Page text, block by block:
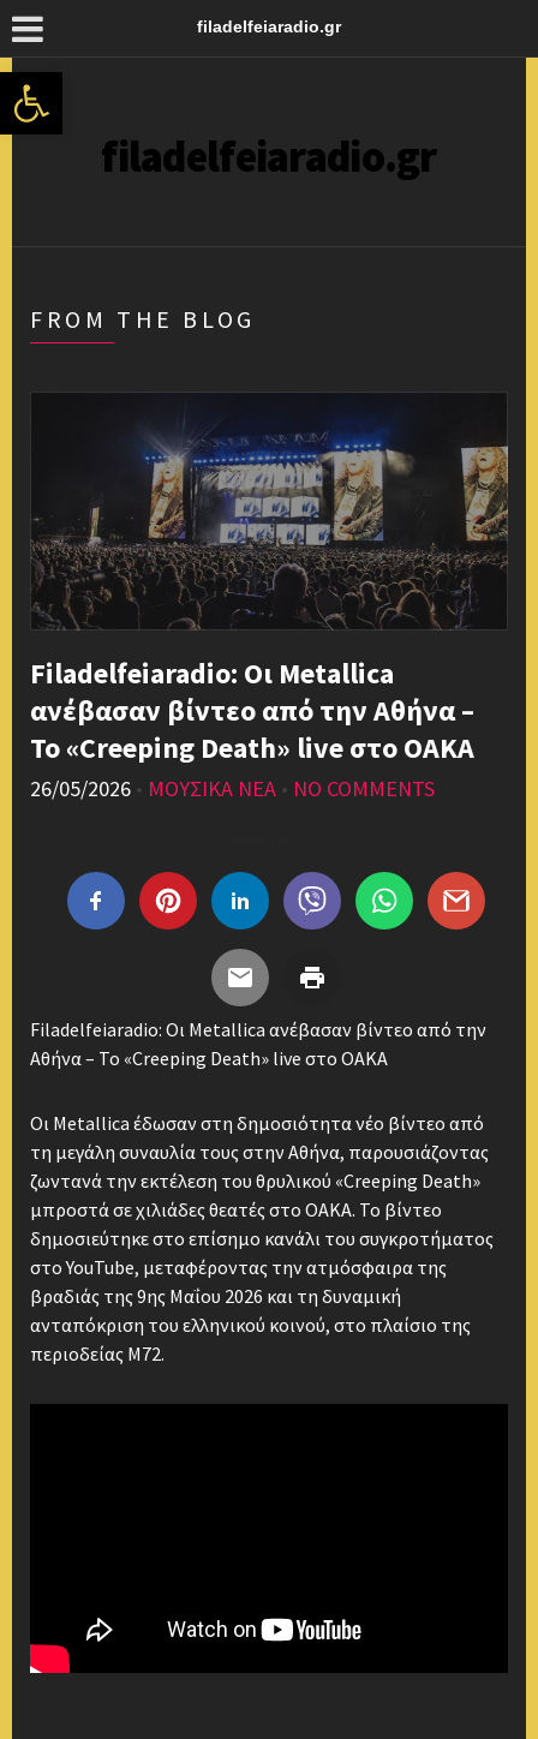
Ανοίξτε τη γραμμή εργαλείων
filadelfeiaradio.gr
filadelfeiaradio.gr
FROM THE BLOG
Filadelfeiaradio: Οι Metallica
ανέβασαν βίντεο από την Αθήνα –
Το «Creeping Death» live στο ΟΑΚΑ
26/05/2026 • ΜΟΥΣΙΚΑ ΝΕΑ • NO COMMENTS
Filadelfeiaradio: Οι Metallica ανέβασαν βίντεο από την
Αθήνα – Το «Creeping Death» live στο ΟΑΚΑ
Οι Metallica έδωσαν στη δημοσιότητα νέο βίντεο από
τη μεγάλη συναυλία τους στην Αθήνα, παρουσιάζοντας
ζωντανά την εκτέλεση του θρυλικού «Creeping Death»
μπροστά σε χιλιάδες θεατές στο ΟΑΚΑ. Το βίντεο
δημοσιεύτηκε στο επίσημο κανάλι του συγκροτήματος
στο YouTube, μεταφέροντας την ατμόσφαιρα της
βραδιάς της 9ης Μαΐου 2026 και τη δυναμική
ανταπόκριση του ελληνικού κοινού, στο πλαίσιο της
περιοδείας M72.